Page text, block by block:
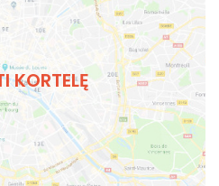
KORTELĘ